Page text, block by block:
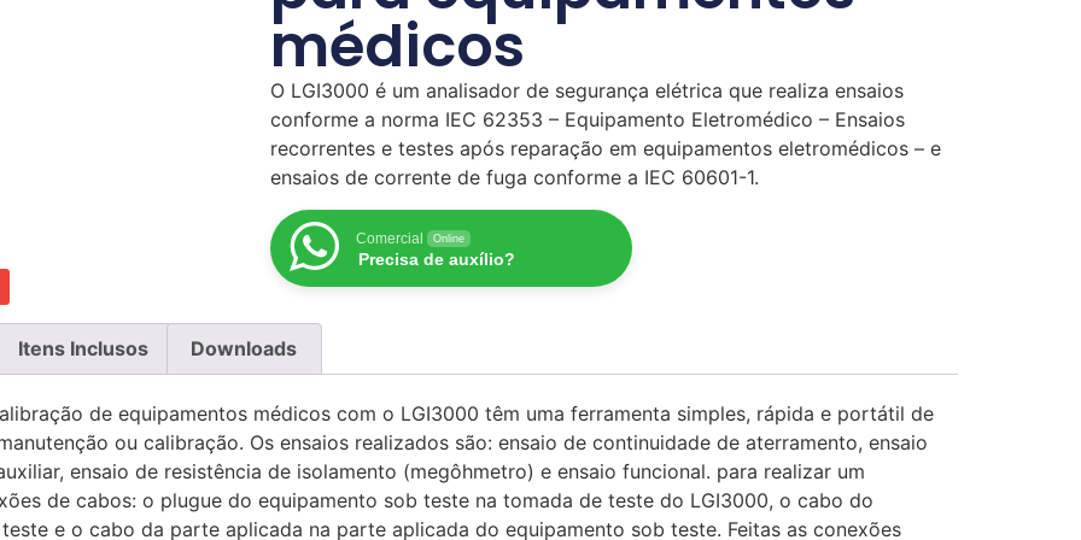
médicos
O LGI3000 é um analisador de segurança elétrica que realiza ensaios
conforme a norma IEC 62353 – Equipamento Eletromédico – Ensaios
recorrentes e testes após reparação em equipamentos eletromédicos – e
ensaios de corrente de fuga conforme a IEC 60601-1.
Comercial Online
Precisa de auxílio?
Itens Inclusos Downloads
de equipamentos médicos com o LGI3000 têm uma ferramenta simples, rápida e portátil de
ou calibração. Os ensaios realizados são: ensaio de continuidade de aterramento, ensaio
ensaio de resistência de isolamento (megôhmetro) e ensaio funcional. para realizar um
de cabos: o plugue do equipamento sob teste na tomada de teste do LGI3000, o cabo do
e o cabo da parte aplicada na parte aplicada do equipamento sob teste. Feitas as conexões